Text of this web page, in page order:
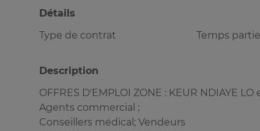
Détails
Type de contrat
Temps partiel
Description
OFFRES D'EMPLOI ZONE : KEUR NDIAYE
Agents commercial ;
Conseillers médical; Vendeurs